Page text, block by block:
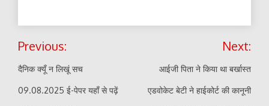
Post
navigation
Previous:
दैनिक क्यूँ न लिखूं सच
09.08.2025 ई-पेपर यहाँ से पढ़ें
Next:
आईजी पिता ने किया था बर्खास्त
एडवोकेट बेटी ने हाईकोर्ट की कानूनी